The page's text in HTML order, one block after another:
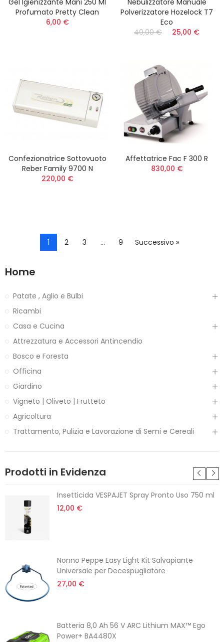
Gel Igienizzante Mani 250 Ml
Profumato Pretty Clean
6,00 €
Nebulizzatore Manuale
Polverizzatore Hozelock T7
Eco
40,00 €
25,00 €
Confezionatrice Sottovuoto
Reber Family 9700 N
220,00 €
Affettatrice Fac F 300 R
830,00 €
1 2 3 … 9 Successivo »
Home
Patate , Aglio e Bulbi
Ricambi
Casa e Cucina
Attrezzatura e Accessori Antincendio
Bosco e Foresta
Officina
Giardino
Vigneto | Oliveto | Frutteto
Agricoltura
Trattamento, Pulizia e Lavorazione di Semi e Cereali
Prodotti in Evidenza
Insetticida VESPAJET Spray Pronto Uso 750 ml
12,00 €
Nonno Peppe Easy Light Kit Salvapiante
Universale per Decespugliatore
27,00 €
Batteria 8,0 Ah 56 V ARC Lithium MAX™ Ego
Power+ BA4480X